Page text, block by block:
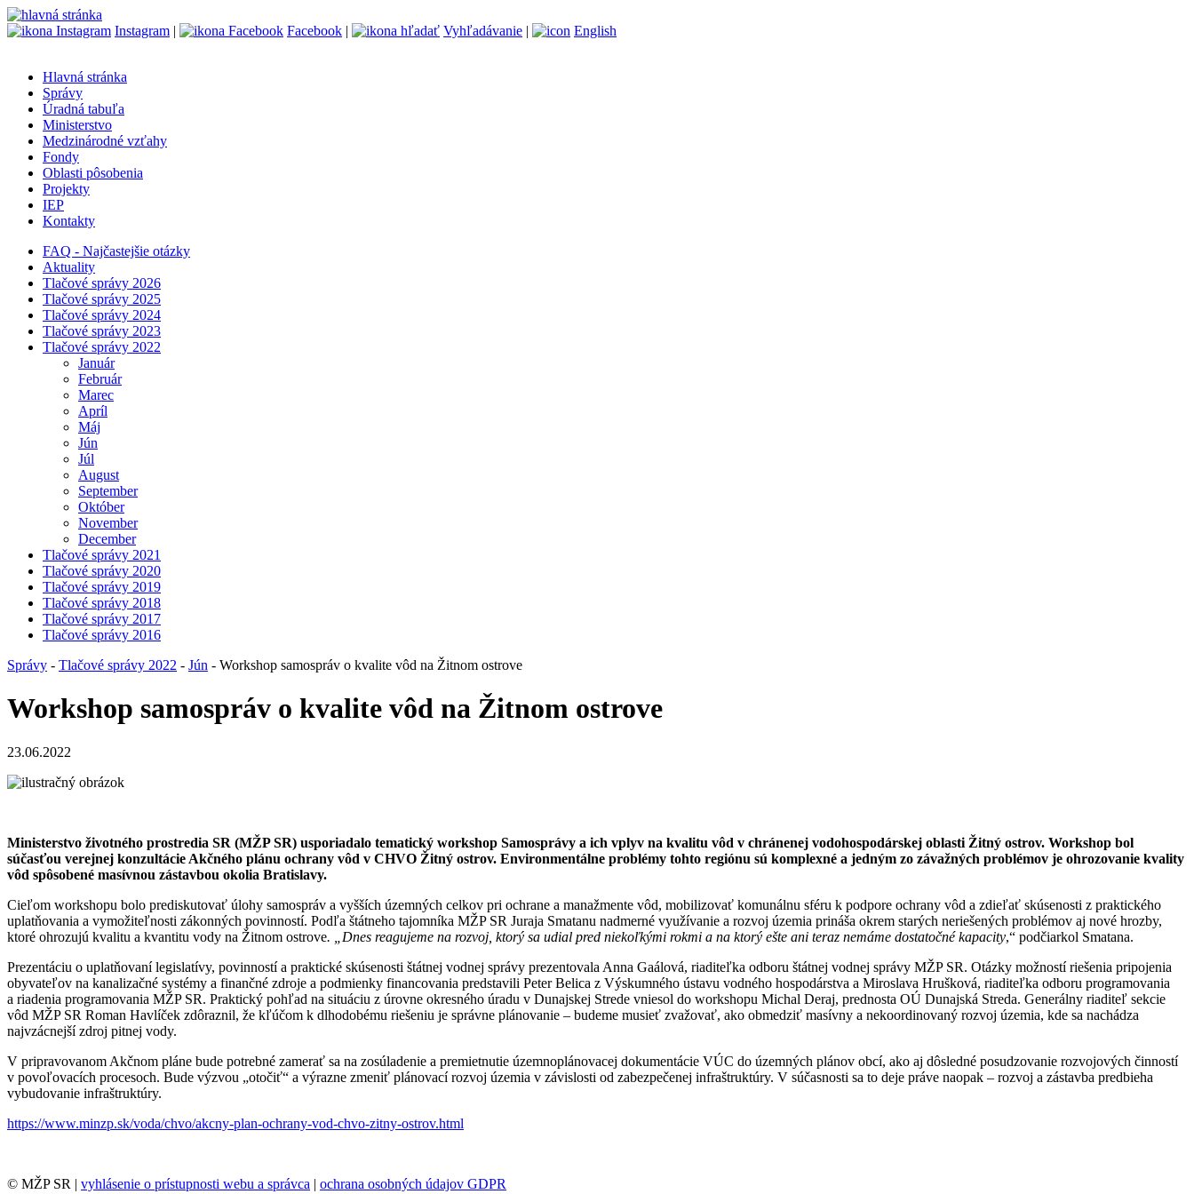
Instagram | Facebook | Vyhľadávanie | English
Hlavná stránka
Správy
Úradná tabuľa
Ministerstvo
Medzinárodné vzťahy
Fondy
Oblasti pôsobenia
Projekty
IEP
Kontakty
FAQ - Najčastejšie otázky
Aktuality
Tlačové správy 2026
Tlačové správy 2025
Tlačové správy 2024
Tlačové správy 2023
Tlačové správy 2022
Január
Február
Marec
Apríl
Máj
Jún
Júl
August
September
Október
November
December
Tlačové správy 2021
Tlačové správy 2020
Tlačové správy 2019
Tlačové správy 2018
Tlačové správy 2017
Tlačové správy 2016
Správy - Tlačové správy 2022 - Jún - Workshop samospráv o kvalite vôd na Žitnom ostrove
Workshop samospráv o kvalite vôd na Žitnom ostrove
23.06.2022
Ministerstvo životného prostredia SR (MŽP SR) usporiadalo tematický workshop Samosprávy a ich vplyv na kvalitu vôd v chránenej vodohospodárskej oblasti Žitný ostrov. Workshop bol
súčasťou verejnej konzultácie Akčného plánu ochrany vôd v CHVO Žitný ostrov. Environmentálne problémy tohto regiónu sú komplexné a jedným zo závažných problémov je ohrozovanie kvality
vôd spôsobené masívnou zástavbou okolia Bratislavy.
Cieľom workshopu bolo prediskutovať úlohy samospráv a vyšších územných celkov pri ochrane a manažmente vôd, mobilizovať komunálnu sféru k podpore ochrany vôd a zdieľať skúsenosti z praktického
uplatňovania a vymožiteľnosti zákonných povinností. Podľa štátneho tajomníka MŽP SR Juraja Smatanu nadmerné využívanie a rozvoj územia prináša okrem starých neriešených problémov aj nové hrozby,
ktoré ohrozujú kvalitu a kvantitu vody na Žitnom ostrove. „Dnes reagujeme na rozvoj, ktorý sa udial pred niekoľkými rokmi a na ktorý ešte ani teraz nemáme dostatočné kapacity,“ podčiarkol Smatana.
Prezentáciu o uplatňovaní legislatívy, povinností a praktické skúsenosti štátnej vodnej správy prezentovala Anna Gaálová, riaditeľka odboru štátnej vodnej správy MŽP SR. Otázky možností riešenia pripojenia
obyvateľov na kanalizačné systémy a finančné zdroje a podmienky financovania predstavili Peter Belica z Výskumného ústavu vodného hospodárstva a Miroslava Hrušková, riaditeľka odboru programovania
a riadenia programovania MŽP SR. Praktický pohľad na situáciu z úrovne okresného úradu v Dunajskej Strede vniesol do workshopu Michal Deraj, prednosta OÚ Dunajská Streda. Generálny riaditeľ sekcie
vôd MŽP SR Roman Havlíček zdôraznil, že kľúčom k dlhodobému riešeniu je správne plánovanie – budeme musieť zvažovať, ako obmedziť masívny a nekoordinovaný rozvoj územia, kde sa nachádza
najvzácnejší zdroj pitnej vody.
V pripravovanom Akčnom pláne bude potrebné zamerať sa na zosúladenie a premietnutie územnoplánovacej dokumentácie VÚC do územných plánov obcí, ako aj dôsledné posudzovanie rozvojových činností
v povoľovacích procesoch. Bude výzvou „otočiť“ a výrazne zmeniť plánovací rozvoj územia v závislosti od zabezpečenej infraštruktúry. V súčasnosti sa to deje práve naopak – rozvoj a zástavba predbieha
vybudovanie infraštruktúry.
https://www.minzp.sk/voda/chvo/akcny-plan-ochrany-vod-chvo-zitny-ostrov.html
© MŽP SR | vyhlásenie o prístupnosti webu a správca | ochrana osobných údajov GDPR